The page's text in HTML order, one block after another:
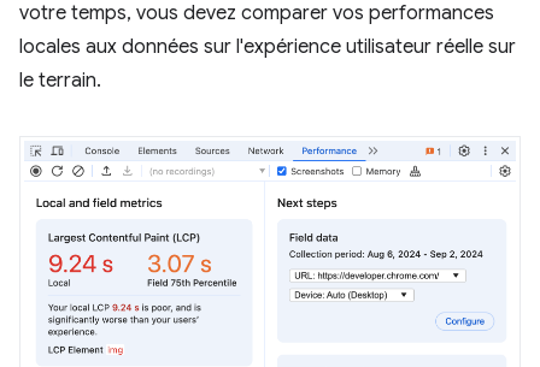
votre temps, vous devez comparer vos performances
locales aux données sur l'expérience utilisateur réelle sur
le terrain.